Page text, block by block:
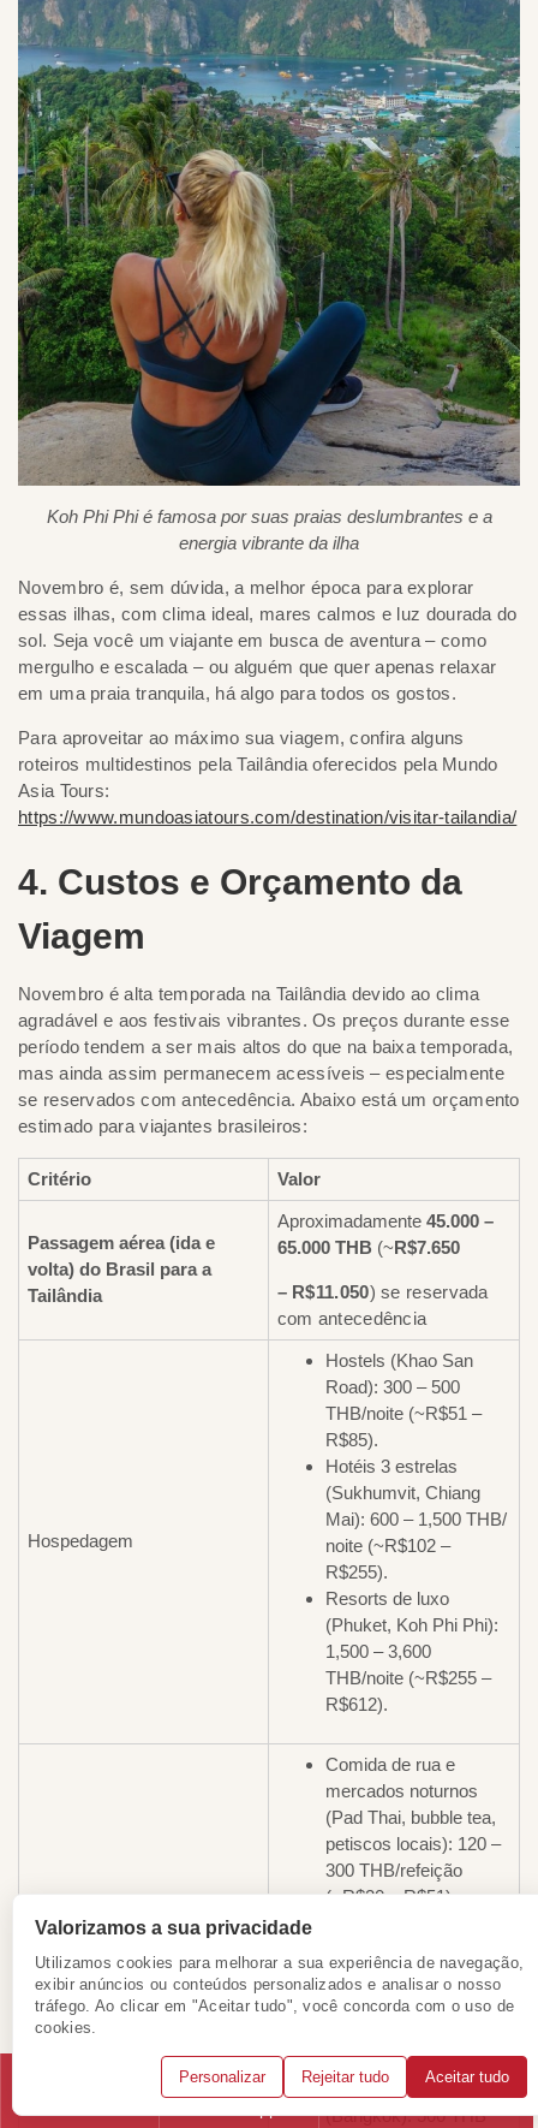
Koh Phi Phi é famosa por suas praias deslumbrantes e a
energia vibrante da ilha
Novembro é, sem dúvida, a melhor época para explorar
essas ilhas, com clima ideal, mares calmos e luz dourada do
sol. Seja você um viajante em busca de aventura – como
mergulho e escalada – ou alguém que quer apenas relaxar
em uma praia tranquila, há algo para todos os gostos.
Para aproveitar ao máximo sua viagem, confira alguns
roteiros multidestinos pela Tailândia oferecidos pela Mundo
Asia Tours:
https://www.mundoasiatours.com/destination/visitar-tailandia/
4. Custos e Orçamento da
Viagem
Novembro é alta temporada na Tailândia devido ao clima
agradável e aos festivais vibrantes. Os preços durante esse
período tendem a ser mais altos do que na baixa temporada,
mas ainda assim permanecem acessíveis – especialmente
se reservados com antecedência. Abaixo está um orçamento
estimado para viajantes brasileiros:
Critério Valor
Passagem aérea (ida e
volta) do Brasil para a
Tailândia
Aproximadamente 45.000 –
65.000 THB (~R$7.650
– R$11.050) se reservada
com antecedência
Hospedagem
Hostels (Khao San
Road): 300 – 500
THB/noite (~R$51 –
R$85).
Hotéis 3 estrelas
(Sukhumvit, Chiang
Mai): 600 – 1,500 THB/
noite (~R$102 –
R$255).
Resorts de luxo
(Phuket, Koh Phi Phi):
1,500 – 3,600
THB/noite (~R$255 –
R$612).
Comida de rua e
mercados noturnos
(Pad Thai, bubble tea,
petiscos locais): 120 –
300 THB/refeição
(~R$20 – R$51)
rooftops): 300 – 900
THB/refeição (~R$51 –
Grande Palácio Real
(Bangkok): 500 THB
Valorizamos a sua privacidade
Utilizamos cookies para melhorar a sua experiência de navegação,
exibir anúncios ou conteúdos personalizados e analisar o nosso
tráfego. Ao clicar em "Aceitar tudo", você concorda com o uso de
cookies.
Personalizar Rejeitar tudo Aceitar tudo